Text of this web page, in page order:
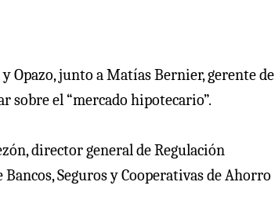
Opazo, junto a Matías Bernier, gerente de
sobre el “mercado hipotecario”.
director general de Regulación
Seguros y Cooperativas de Ahorro